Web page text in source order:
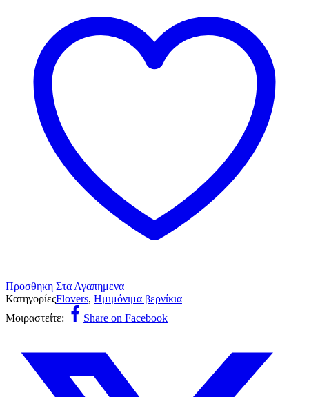
Προσθηκη Στα Αγαπημενα
ΚατηγορίεςFlovers, Ημιμόνιμα βερνίκια
Μοιραστείτε:
Share on Facebook